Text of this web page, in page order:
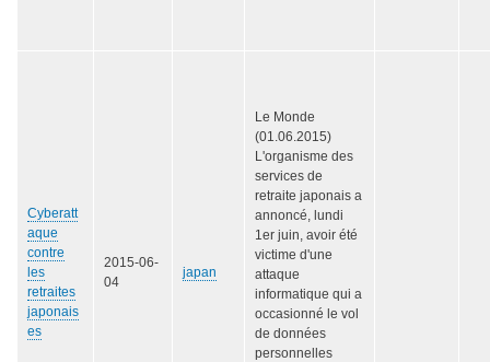
Cyberatt
aque
contre
les
retraites
japonais
es
2015-06-
04
japan
Le Monde
(01.06.2015)
L'organisme des
services de
retraite japonais a
annoncé, lundi
1er juin, avoir été
victime d'une
attaque
informatique qui a
occasionné le vol
de données
personnelles